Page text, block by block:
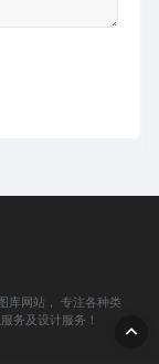
库网站， 专注各种类
务及设计服务！